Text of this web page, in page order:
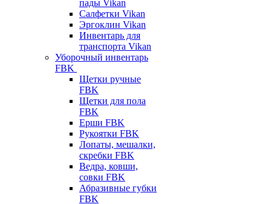
пады Vikan
Салфетки Vikan
Эргоклин Vikan
Инвентарь для
транспорта Vikan
Уборочный инвентарь
FBK
Щетки ручные
FBK
Щетки для пола
FBK
Ерши FBK
Рукоятки FBK
Лопаты, мешалки,
скребки FBK
Ведра, ковши,
совки FBK
Абразивные губки
FBK